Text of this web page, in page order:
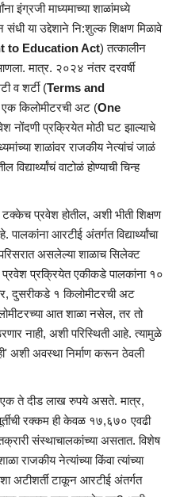
इंग्रजी माध्यमाच्या शाळांमध्ये
संधी या उद्देशाने नि:शुल्क शिक्षण मिळावे
to Education Act) तत्कालीन
मात्र. २०२४ नंतर दरवर्षी
व शर्टी (Terms and
किलोमीटरची अट (One
नोंदणी प्रक्रियेत मोठी घट झाल्याचे
शाळांवर राजकीय नेत्यांचं जाळं
वाटोळं होण्याची चिन्ह
प्रवेश होतील, अशी भीती शिक्षण
आरटीई अंतर्गत विद्यार्थ्यांचा
असलेल्या शाळाच सिलेक्ट
प्रक्रियेत एकीकडे पालकांना १०
दुसरीकडे १ किलोमीटरची अट
आत शाळा नसेल, तर तो
नाही, अशी परिस्थिती आहे. त्यामुळे
अशी अवस्था निर्माण करून ठेवली
एक ते दीड लाख रुपये असते. मात्र,
रक्कम ही केवळ १७,६७० एवढी
संस्थाचालकांच्या असतात. विशेष
राजकीय नेत्यांच्या किंवा त्यांच्या
अटीशर्ती टाकून आरटीई अंतर्गत